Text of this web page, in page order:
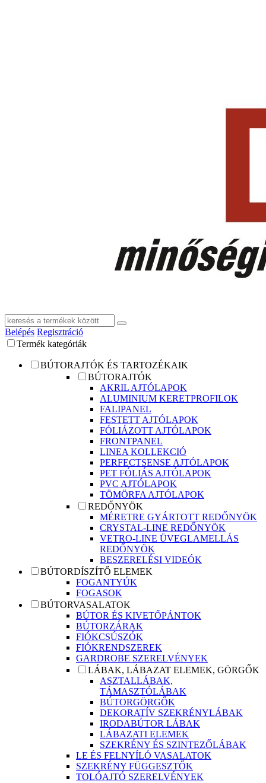
Belépés Regisztráció
Termék kategóriák
BÚTORAJTÓK ÉS TARTOZÉKAIK
BÚTORAJTÓK
AKRIL AJTÓLAPOK
ALUMINIUM KERETPROFILOK
FALIPANEL
FESTETT AJTÓLAPOK
FÓLIÁZOTT AJTÓLAPOK
FRONTPANEL
LINEA KOLLEKCIÓ
PERFECTSENSE AJTÓLAPOK
PET FÓLIÁS AJTÓLAPOK
PVC AJTÓLAPOK
TÖMÖRFA AJTÓLAPOK
REDŐNYÖK
MÉRETRE GYÁRTOTT REDŐNYÖK
CRYSTAL-LINE REDŐNYÖK
VETRO-LINE ÜVEGLAMELLÁS
REDŐNYÖK
BESZERELÉSI VIDEÓK
BÚTORDÍSZÍTŐ ELEMEK
FOGANTYÚK
FOGASOK
BÚTORVASALATOK
BÚTOR ÉS KIVETŐPÁNTOK
BÚTORZÁRAK
FIÓKCSÚSZÓK
FIÓKRENDSZEREK
GARDROBE SZERELVÉNYEK
LÁBAK, LÁBAZAT ELEMEK, GÖRGŐK
ASZTALLÁBAK,
TÁMASZTÓLÁBAK
BÚTORGÖRGŐK
DEKORATÍV SZEKRÉNYLÁBAK
IRODABÚTOR LÁBAK
LÁBAZATI ELEMEK
SZEKRÉNY ÉS SZINTEZŐLÁBAK
LE ÉS FELNYÍLÓ VASALATOK
SZEKRÉNY FÜGGESZTŐK
TOLÓAJTÓ SZERELVÉNYEK